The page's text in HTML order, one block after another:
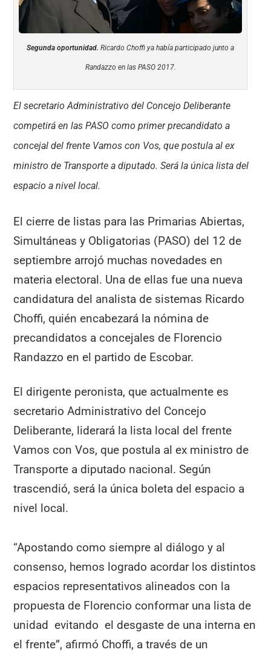
Segunda oportunidad. Ricardo Choffi ya había participado junto a
Randazzo en las PASO 2017.
El secretario Administrativo del Concejo Deliberante
competirá en las PASO como primer precandidato a
concejal del frente Vamos con Vos, que postula al ex
ministro de Transporte a diputado. Será la única lista del
espacio a nivel local.
El cierre de listas para las Primarias Abiertas,
Simultáneas y Obligatorias (PASO) del 12 de
septiembre arrojó muchas novedades en
materia electoral. Una de ellas fue una nueva
candidatura del analista de sistemas Ricardo
Choffi, quién encabezará la nómina de
precandidatos a concejales de Florencio
Randazzo en el partido de Escobar.
El dirigente peronista, que actualmente es
secretario Administrativo del Concejo
Deliberante, liderará la lista local del frente
Vamos con Vos, que postula al ex ministro de
Transporte a diputado nacional. Según
trascendió, será la única boleta del espacio a
nivel local.
“Apostando como siempre al diálogo y al
consenso, hemos logrado acordar los distintos
espacios representativos alineados con la
propuesta de Florencio conformar una lista de
unidad evitando el desgaste de una interna en
el frente”, afirmó Choffi, a través de un